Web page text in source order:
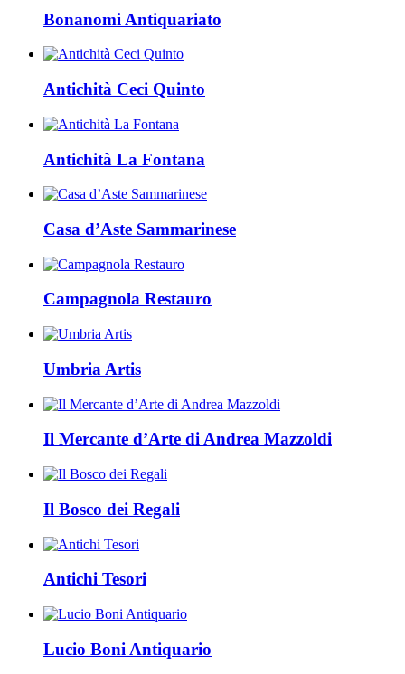
Bonanomi Antiquariato
Antichità Ceci Quinto
Antichità La Fontana
Casa d’Aste Sammarinese
Campagnola Restauro
Umbria Artis
Il Mercante d’Arte di Andrea Mazzoldi
Il Bosco dei Regali
Antichi Tesori
Lucio Boni Antiquario